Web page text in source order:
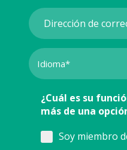
¿Cuál es su
más de una
Soy miembro